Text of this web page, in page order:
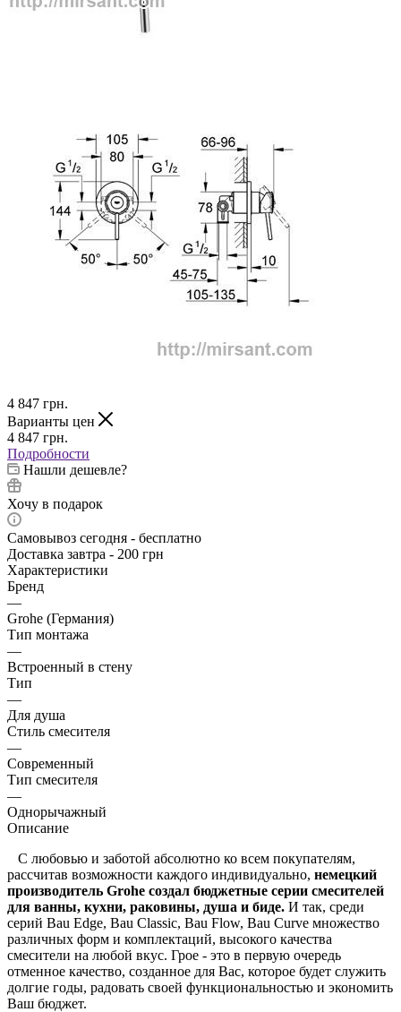
4 847 грн.
Варианты цен
4 847 грн.
Подробности
Нашли дешевле?
Хочу в подарок
Самовывоз сегодня - бесплатно
Доставка завтра - 200 грн
Характеристики
Бренд
—
Grohe (Германия)
Тип монтажа
—
Встроенный в стену
Тип
—
Для душа
Стиль смесителя
—
Современный
Тип смесителя
—
Однорычажный
Описание
С любовью и заботой абсолютно ко всем покупателям,
рассчитав возможности каждого индивидуально, немецкий
производитель Grohe создал бюджетные серии смесителей
для ванны, кухни, раковины, душа и биде. И так, среди
серий Bau Edge, Bau Classic, Bau Flow, Bau Curve множество
различных форм и комплектаций, высокого качества
смесители на любой вкус. Грое - это в первую очередь
отменное качество, созданное для Вас, которое будет служить
долгие годы, радовать своей функциональностью и экономить
Ваш бюджет.